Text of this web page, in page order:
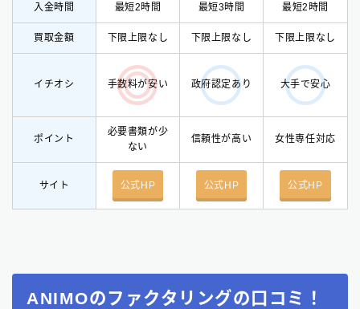
入金時間 最短2時間 最短3時間 最短2時間
買取金額 下限上限なし 下限上限なし 下限上限なし
イチオシ 手数料が安い 政府認定あり 大手で安心
ポイント
必要書類が少
ない
信頼性が高い 女性専任対応
サイト 公式HP 公式HP 公式HP
ANIMOのファクタリングの口コミ！